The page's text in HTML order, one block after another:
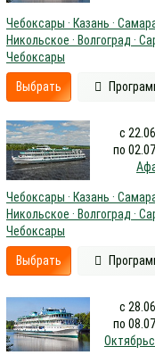
Чебоксары · Казань ·
Никольское · Волгоград ·
Чебоксары
Выбрать
с
по
Чебоксары · Казань ·
Никольское · Волгоград ·
Чебоксары
Выбрать
с
по